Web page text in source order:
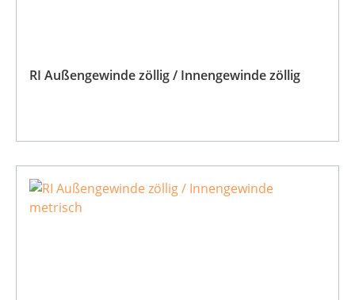
RI Außengewinde zöllig / Innengewinde zöllig